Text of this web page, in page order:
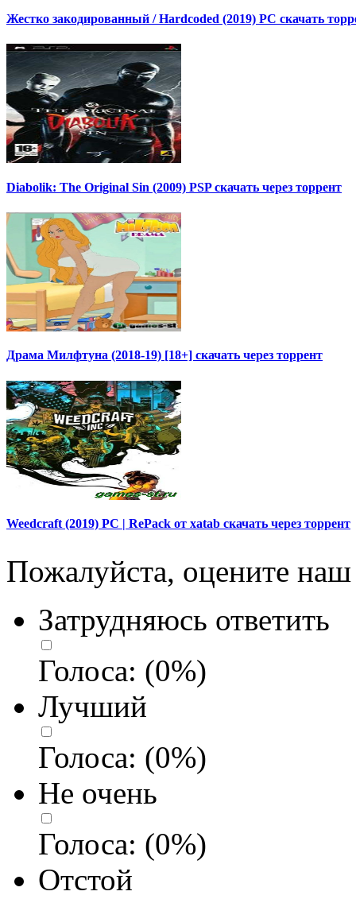
Жестко закодированный / Hardcoded (2019) PC скачать
Diabolik: The Original Sin (2009) PSP скачать через торрент
Драма Милфтуна (2018-19) [18+] скачать через торрент
Weedcraft (2019) PC | RePack от xatab скачать через торрент
Пожалуйста, оцените наш
Затрудняюсь ответить
Голоса: (0%)
Лучший
Голоса: (0%)
Не очень
Голоса: (0%)
Отстой